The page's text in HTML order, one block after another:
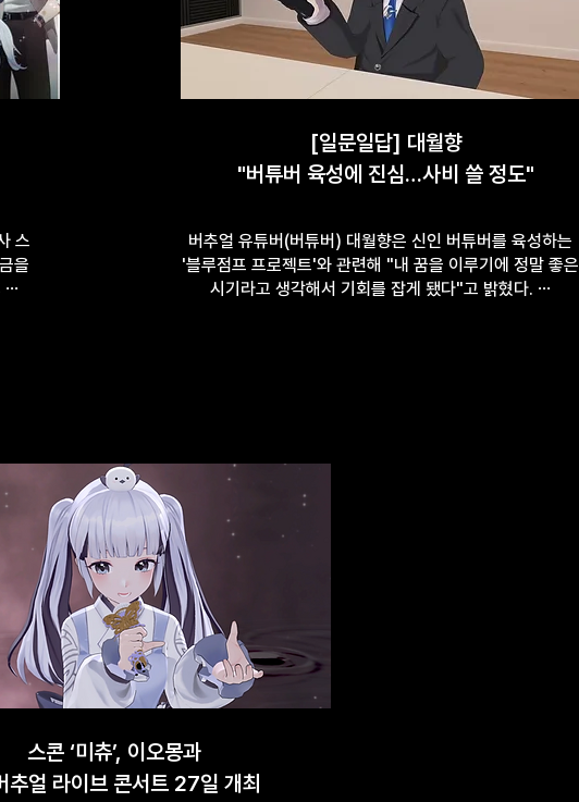
스
을
⋯
[일문일답] 대월향
"버튜버 육성에 진심…사비 쓸 정도"
버추얼 유튜버(버튜버) 대월향은 신인 버튜버를 육성하는
'블루점프 프로젝트'와 관련해 "내 꿈을 이루기에 정말 좋은
시기라고 생각해서 기회를 잡게 됐다"고 밝혔다. ⋯
스콘 ‘미츄’, 이오몽과
추얼 라이브 콘서트 27일 개최